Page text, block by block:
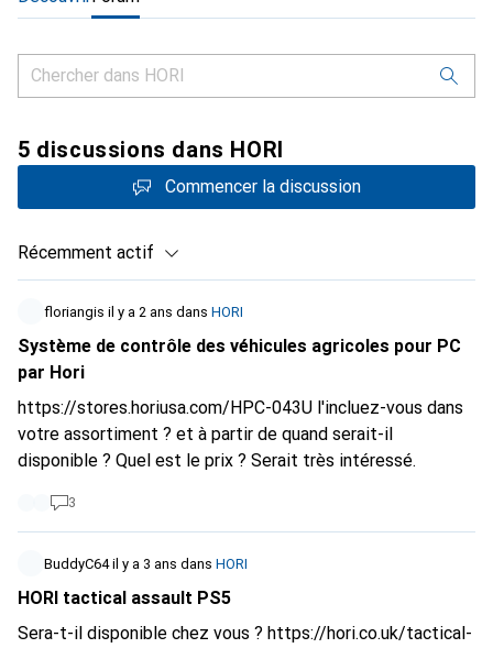
5 discussions dans HORI
Commencer la discussion
Récemment actif
floriangis il y a 2 ans dans HORI
Système de contrôle des véhicules agricoles pour PC
par Hori
https://stores.horiusa.com/HPC-043U
votre assortiment ? et à partir de quand serait-il
disponible ? Quel est le prix ? Serait très intéressé.
3
BuddyC64 il y a 3 ans dans HORI
HORI tactical assault PS5
Sera-t-il disponible chez vous ? https://hori.co.uk/tactical-